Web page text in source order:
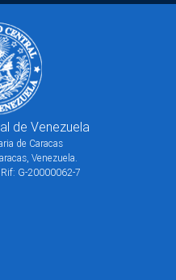
de Venezuela
de Caracas
Venezuela.
G-20000062-7